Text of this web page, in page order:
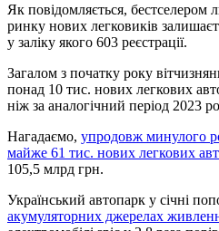
Як повідомляється, бестселером
ринку нових легковиків
у заліку якого 603 реєстрації.
Загалом з початку року
понад 10 тис. нових легкових
ніж за аналогічний період 2023
Нагадаємо, упродовж минулого
майже 61 тис. нових легкових
105,5 млрд грн.
Український автопарк у січні
акумуляторних джерелах